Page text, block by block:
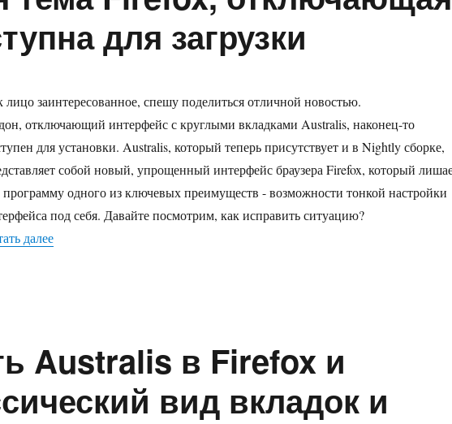
для загрузки
лицо заинтересованное, спешу поделиться отличной новостью.
отключающий интерфейс с круглыми вкладками Australis, наконец-то
для установки. Australis, который теперь присутствует и в Nightly сборке,
собой новый, упрощенный интерфейс браузера Firefox, который
программу одного из ключевых преимуществ - возможности тонкой настройки
под себя. Давайте посмотрим, как исправить ситуацию?
далее«Классическая тема Firefox, отключающая Australis, доступна для
Australis в Firefox и
вид вкладок и